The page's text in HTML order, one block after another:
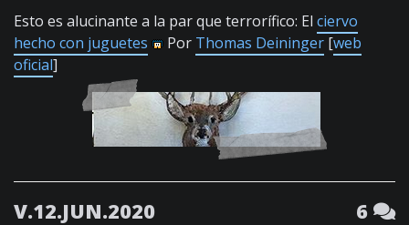
Esto es alucinante a la par que terrorífico: El ciervo
hecho con juguetes
Por Thomas Deininger [web
oficial]
V.12.JUN.2020 6